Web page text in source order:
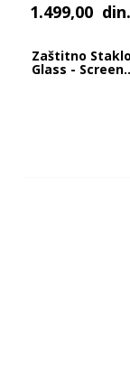
1.499,00 din.
Zaštitno
Glass -